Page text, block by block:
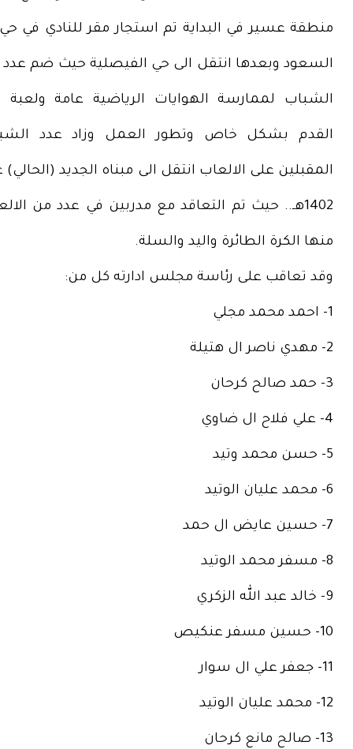
منطقة عسير في البداية تم استجار مقر للنادي في حي
السعود وبعدها انتقل الى حي الفيصلية حيث ضم
الشباب لممارسة الهوايات الرياضية عامة ولعبة
القدم بشكل خاص وتطور العمل وزاد عدد
المقبلين على الالعاب انتقل الى مبناه الجديد (الحالي)
1402هـ.. حيث تم التعاقد مع مدربين في عدد من
منها الكرة الطائرة واليد والسلة.
وقد تعاقب على رئاسة مجلس ادارته كل من:
1- احمد محمد مجلي
2- مهدي ناصر ال هتيلة
3- حمد صالح كرحان
4- علي فلاح ال ضاوي
5- حسن محمد وتيد
6- محمد عليان الوتيد
7- حسين عايض ال حمد
8- مسفر محمد الوتيد
9- خالد عبد الله الزكري
10- حسين مسفر عنكيص
11- جعفر علي ال سوار
12- محمد عليان الوتيد
13- صالح مانع كرحان